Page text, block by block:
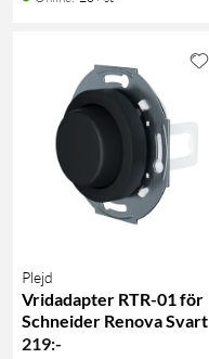
Plejd
Vridadapter RTR-01 för
Schneider Renova Svart
219:-